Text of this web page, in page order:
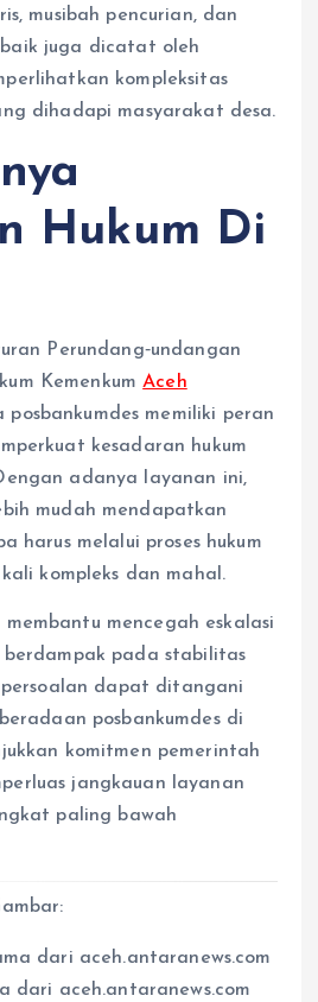
musibah pencurian, dan
juga dicatat oleh
kompleksitas
dihadapi masyarakat desa.
Hukum Di
Perundang‑undangan
KemenkumAceh
posbankumdes memiliki peran
kesadaran hukum
adanya layanan ini,
mudah mendapatkan
harus melalui proses hukum
kompleks dan mahal.
membantu mencegah eskalasi
pada stabilitas
persoalan dapat ditangani
posbankumdes di
komitmen pemerintah
jangkauan layanan
paling bawah
dari aceh.antaranews.com
dari aceh.antaranews.com